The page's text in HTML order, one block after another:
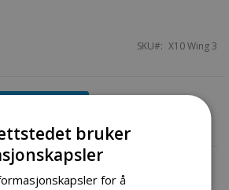
SKU X10 Wing 3
bruker
for å